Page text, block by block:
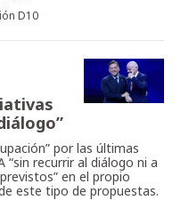
D10
por las últimas
“sin recurrir al diálogo ni a
en el propio
este tipo de propuestas.